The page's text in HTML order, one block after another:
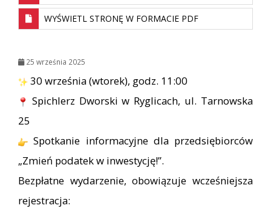
WYŚWIETL STRONĘ W FORMACIE PDF
25 września 2025
30 września (wtorek), godz. 11:00
Spichlerz Dworski w Ryglicach, ul. Tarnowska
25
Spotkanie informacyjne dla przedsiębiorców
„Zmień podatek w inwestycję!”.
Bezpłatne wydarzenie, obowiązuje wcześniejsza
rejestracja: